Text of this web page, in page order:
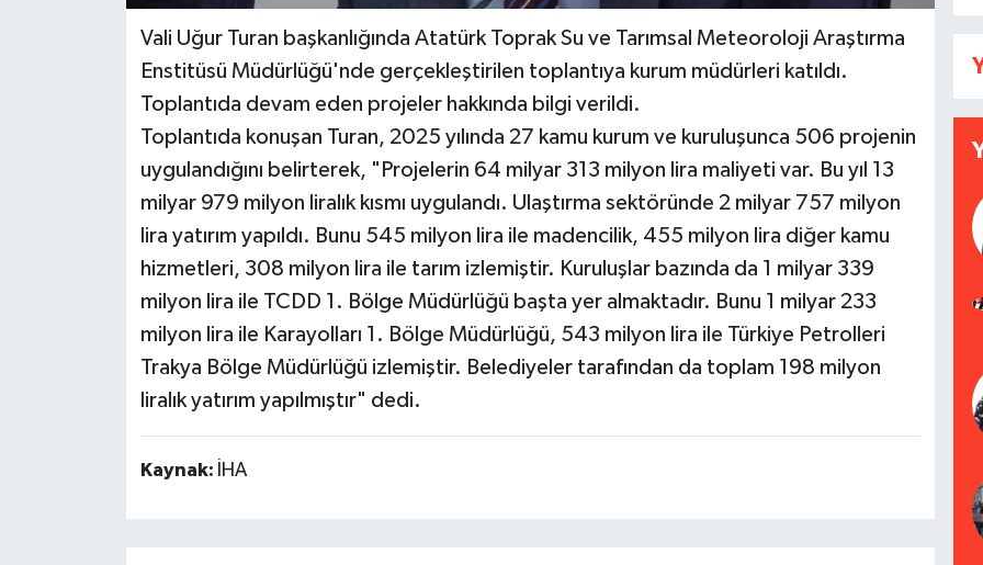
Vali Uğur Turan başkanlığında Atatürk Toprak Su ve Tarımsal Meteoroloji Araştırma
Enstitüsü Müdürlüğü'nde gerçekleştirilen toplantıya kurum müdürleri katıldı.
Toplantıda devam eden projeler hakkında bilgi verildi.
Toplantıda konuşan Turan, 2025 yılında 27 kamu kurum ve kuruluşunca 506 projenin
uygulandığını belirterek, "Projelerin 64 milyar 313 milyon lira maliyeti var. Bu yıl 13
milyar 979 milyon liralık kısmı uygulandı. Ulaştırma sektöründe 2 milyar 757 milyon
lira yatırım yapıldı. Bunu 545 milyon lira ile madencilik, 455 milyon lira diğer kamu
hizmetleri, 308 milyon lira ile tarım izlemiştir. Kuruluşlar bazında da 1 milyar 339
milyon lira ile TCDD 1. Bölge Müdürlüğü başta yer almaktadır. Bunu 1 milyar 233
milyon lira ile Karayolları 1. Bölge Müdürlüğü, 543 milyon lira ile Türkiye Petrolleri
Trakya Bölge Müdürlüğü izlemiştir. Belediyeler tarafından da toplam 198 milyon
liralık yatırım yapılmıştır" dedi.
Kaynak: İHA